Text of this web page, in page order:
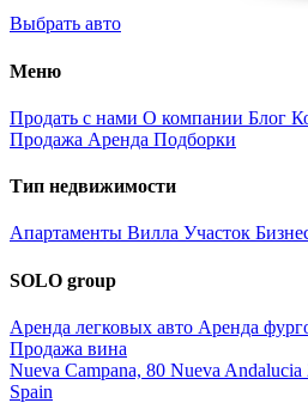
Выбрать авто
Меню
Продать с нами О компании Блог
Продажа Аренда Подборки
Тип недвижимости
Апартаменты Вилла Участок
SOLO group
Аренда легковых авто Аренда
Продажа вина
Nueva Campana, 80 Nueva
Spain